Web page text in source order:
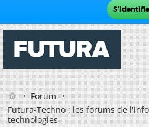
Forum
Futura-Techno : les forums de
technologies